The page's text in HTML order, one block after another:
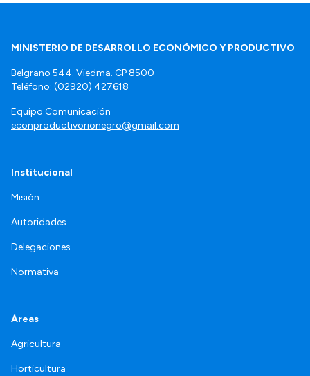
MINISTERIO DE DESARROLLO ECONÓMICO Y PRODUCTIVO
Belgrano 544. Viedma. CP 8500
Teléfono: (02920) 427618
Equipo Comunicación
econproductivorionegro@gmail.com
Institucional
Misión
Autoridades
Delegaciones
Normativa
Áreas
Agricultura
Horticultura